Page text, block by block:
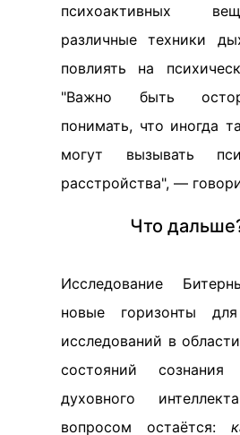
психоактивных
различные техники
повлиять на
"Важно быть
понимать, что иногда
могут вызывать
расстройства", —
Что
Исследование
новые горизонты
исследований в
состояний
духовного
вопросом остаётся: